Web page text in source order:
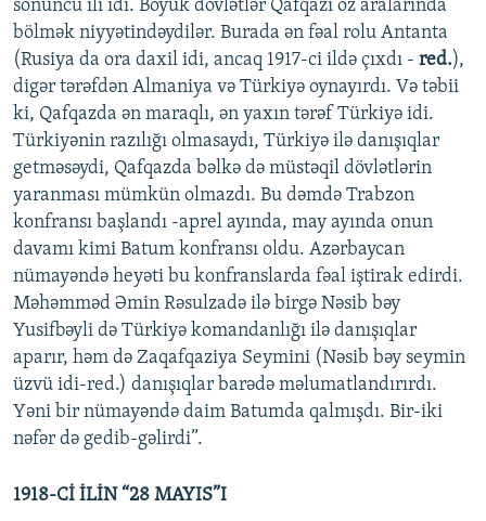
sonuncu ili idi. Böyük dövlətlər Qafqazı öz aralarında
bölmək niyyətindəydilər. Burada ən fəal rolu Antanta
(Rusiya da ora daxil idi, ancaq 1917-ci ildə çıxdı - red.),
digər tərəfdən Almaniya və Türkiyə oynayırdı. Və təbii
ki, Qafqazda ən maraqlı, ən yaxın tərəf Türkiyə idi.
Türkiyənin razılığı olmasaydı, Türkiyə ilə danışıqlar
getməsəydi, Qafqazda bəlkə də müstəqil dövlətlərin
yaranması mümkün olmazdı. Bu dəmdə Trabzon
konfransı başlandı -aprel ayında, may ayında onun
davamı kimi Batum konfransı oldu. Azərbaycan
nümayəndə heyəti bu konfranslarda fəal iştirak edirdi.
Məhəmməd Əmin Rəsulzadə ilə birgə Nəsib bəy
Yusifbəyli də Türkiyə komandanlığı ilə danışıqlar
aparır, həm də Zaqafqaziya Seymini (Nəsib bəy seymin
üzvü idi-red.) danışıqlar barədə məlumatlandırırdı.
Yəni bir nümayəndə daim Batumda qalmışdı. Bir-iki
nəfər də gedib-gəlirdi”.
1918-Cİ İLİN “28 MAYIS”I